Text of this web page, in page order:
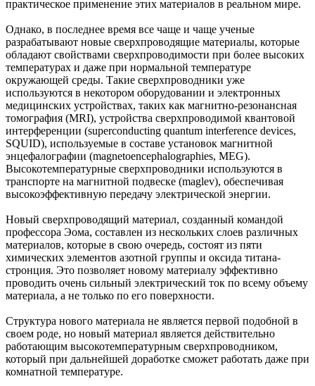
практическое применение этих материалов в реальном мире.
Однако, в последнее время все чаще и чаще ученые
разрабатывают новые сверхпроводящие материалы, которые
обладают свойствами сверхпроводимости при более высоких
температурах и даже при нормальной температуре
окружающей среды. Такие сверхпроводники уже
используются в некотором оборудовании и электронных
медицинских устройствах, таких как магнитно-резонансная
томография (MRI), устройства сверхпроводимой квантовой
интерференции (superconducting quantum interference devices,
SQUID), используемые в составе установок магнитной
энцефалографии (magnetoencephalographies, MEG).
Высокотемпературные сверхпроводники используются в
транспорте на магнитной подвеске (maglev), обеспечивая
высокоэффективную передачу электрической энергии.
Новый сверхпроводящий материал, созданный командой
профессора Эома, составлен из нескольких слоев различных
материалов, которые в свою очередь, состоят из пяти
химических элементов азотной группы и оксида титана-
стронция. Это позволяет новому материалу эффективно
проводить очень сильный электрический ток по всему объему
материала, а не только по его поверхности.
Структура нового материала не является первой подобной в
своем роде, но новый материал является действительно
работающим высокотемпературным сверхпроводником,
который при дальнейшей доработке сможет работать даже при
комнатной температуре.